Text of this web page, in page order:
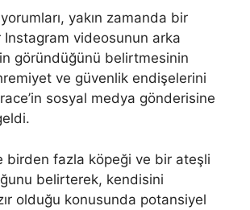
yakın zamanda bir
Instagram videosunun arka
göründüğünü belirtmesinin
ve güvenlik endişelerini
sosyal medya gönderisine
birden fazla köpeği ve bir ateşli
belirterek, kendisini
olduğu konusunda potansiyel